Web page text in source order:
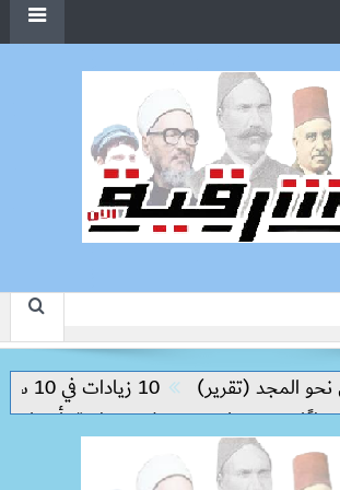
(تقرير)
10 زيادات في 10 سنوات.. هل حان الوقت لرفع دعم البنزين نهائيا؟
حملات بيطرية بأسوان